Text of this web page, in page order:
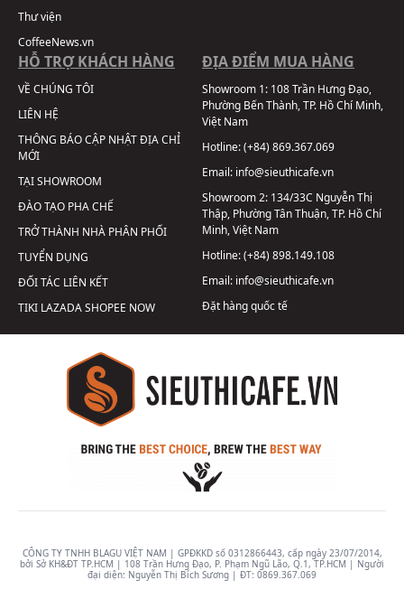
Thư viện
CoffeeNews.vn
HỖ TRỢ KHÁCH HÀNG
VỀ CHÚNG TÔI
LIÊN HỆ
THÔNG BÁO CẬP NHẬT ĐỊA CHỈ
MỚI
TẠI SHOWROOM
ĐÀO TẠO PHA CHẾ
TRỞ THÀNH NHÀ PHÂN PHỐI
TUYỂN DỤNG
ĐỐI TÁC LIÊN KẾT
TIKI LAZADASHOPEE NOW
ĐỊA ĐIỂM MUA HÀNG
Showroom 1: 108 Trần Hưng Đạo,
Phường Bến Thành, TP. Hồ Chí Minh,
Việt Nam
Hotline:(+84) 869.367.069
Email: info@sieuthicafe.vn
Showroom 2: 134/33C Nguyễn Thị
Thập, Phường Tân Thuận, TP. Hồ Chí
Minh, Việt Nam
Hotline:(+84) 898.149.108
Email: info@sieuthicafe.vn
Đặt hàng quốc tế
CÔNG TY TNHH BLAGU VIỆT NAM | GPĐKKD số 0312866443, cấp ngày 23/07/2014,
bởi Sở KH&ĐT TP.HCM | 108 Trần Hưng Đạo, P. Phạm Ngũ Lão, Q.1, TP.HCM | Người
đại diện: Nguyễn Thị Bích Sương | ĐT: 0869.367.069